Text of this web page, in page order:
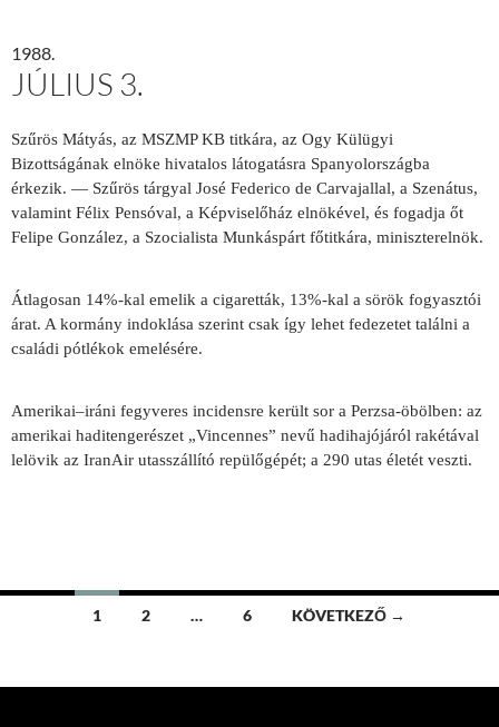
1988.
JÚLIUS 3.
Szűrös Mátyás, az MSZMP KB titkára, az Ogy Külügyi
Bizottságának elnöke hivatalos látogatásra Spanyol­országba
érkezik. — Szűrös tárgyal José Federico de Carvajallal, a Szenátus,
valamint Félix Pensóval, a Képviselő­ház elnökével, és fogadja őt
Felipe Gonzá­lez, a Szocialista Munkáspárt főtitkára, miniszterelnök.
Átlagosan 14%-kal emelik a cigaretták, 13%-kal a sörök fogyasztói
árat. A kormány indoklása szerint csak így lehet fedezetet találni a
családi pótlékok emelésére.
Amerikai–iráni fegyveres incidensre került sor a Perzsa-öbölben: az
amerikai haditengerészet „Vincennes” nevű hadihajójáról rakétával
lelövik az IranAir utasszállító repülőgépét; a 290 utas életét veszti.
Bejegyzések
1 2 … 6 KÖVETKEZŐ →